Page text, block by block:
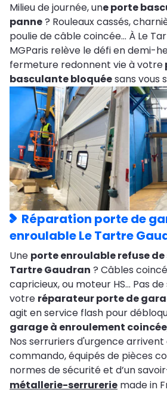
Milieu de journée, une porte
panne? Rouleaux cassés,
poulie de câble coincée… À Le
MGParis relève le défi en demi-
fermeture redonnent vie à votre
basculante bloquéesans vous
Réparation porte de
enroulable Le Tartre
Une porte enroulable refuse de
Tartre Gaudran ? Câbles
capricieux, ou moteur HS… Pas
votre réparateur porte de
agit en service flash pour
garage à enroulement coincée
Nos serruriers d'urgence
commando, équipés de pièces
normes de sécurité et d’un
métallerie-serrurerie made in